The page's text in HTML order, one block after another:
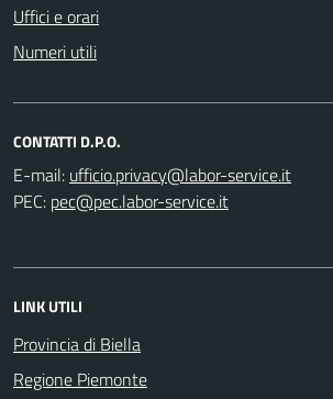
Uffici e orari
Numeri utili
CONTATTI D.P.O.
E-mail:
PEC:
LINK UTILI
Provincia di Biella
Regione Piemonte